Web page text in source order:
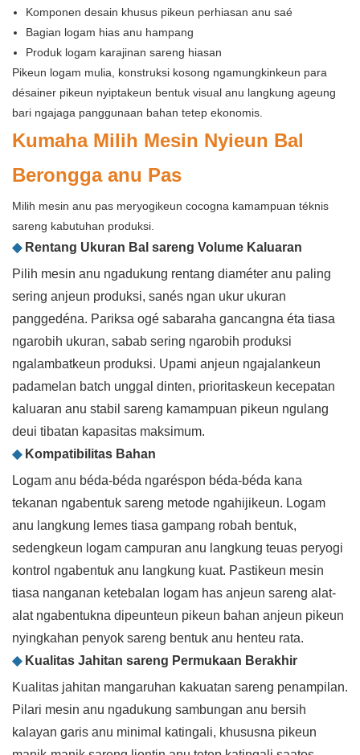
Komponen desain khusus pikeun perhiasan anu saé
Bagian logam hias anu hampang
Produk logam karajinan sareng hiasan
Pikeun logam mulia, konstruksi kosong ngamungkinkeun para
désainer pikeun nyiptakeun bentuk visual anu langkung ageung
bari ngajaga panggunaan bahan tetep ekonomis.
Kumaha Milih Mesin Nyieun Bal
Berongga anu Pas
Milih mesin anu pas meryogikeun cocogna kamampuan téknis
sareng kabutuhan produksi.
◆Rentang Ukuran Bal sareng Volume Kaluaran
Pilih mesin anu ngadukung rentang diaméter anu paling
sering anjeun produksi, sanés ngan ukur ukuran
panggedéna. Pariksa ogé sabaraha gancangna éta tiasa
ngarobih ukuran, sabab sering ngarobih produksi
ngalambatkeun produksi. Upami anjeun ngajalankeun
padamelan batch unggal dinten, prioritaskeun kecepatan
kaluaran anu stabil sareng kamampuan pikeun ngulang
deui tibatan kapasitas maksimum.
◆Kompatibilitas Bahan
Logam anu béda-béda ngaréspon béda-béda kana
tekanan ngabentuk sareng metode ngahijikeun. Logam
anu langkung lemes tiasa gampang robah bentuk,
sedengkeun logam campuran anu langkung teuas peryogi
kontrol ngabentuk anu langkung kuat. Pastikeun mesin
tiasa nanganan ketebalan logam has anjeun sareng alat-
alat ngabentukna dipeunteun pikeun bahan anjeun pikeun
nyingkahan penyok sareng bentuk anu henteu rata.
◆Kualitas Jahitan sareng Permukaan Berakhir
Kualitas jahitan mangaruhan kakuatan sareng penampilan.
Pilari mesin anu ngadukung sambungan anu bersih
kalayan garis anu minimal katingali, khususna pikeun